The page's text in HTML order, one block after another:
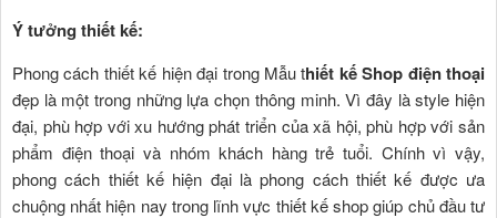
Ý tưởng thiết kế:
Phong cách thiết kế hiện đại trong Mẫu thiết kế Shop điện thoại
đẹp là một trong những lựa chọn thông minh. Vì đây là style hiện
đại, phù hợp với xu hướng phát triển của xã hội, phù hợp với sản
phẩm điện thoại và nhóm khách hàng trẻ tuổi. Chính vì vậy,
phong cách thiết kế hiện đại là phong cách thiết kế được ưa
chuộng nhất hiện nay trong lĩnh vực thiết kế shop giúp chủ đầu tư